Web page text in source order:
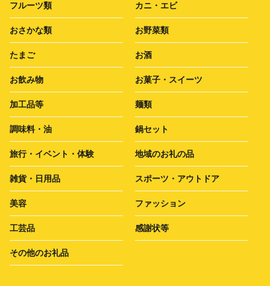
フルーツ類 カニ・エビ
おさかな類 お野菜類
たまご お酒
お飲み物 お菓子・スイーツ
加工品等 麺類
調味料・油 鍋セット
旅行・イベント・体験 地域のお礼の品
雑貨・日用品 スポーツ・アウトドア
美容 ファッション
工芸品 感謝状等
その他のお礼品